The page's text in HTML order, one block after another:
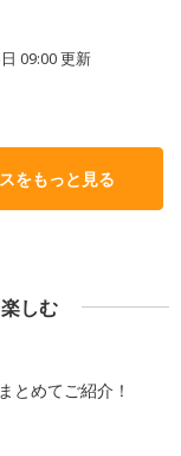
09:00更新
をもっと見る
しむ
とめてご紹介！